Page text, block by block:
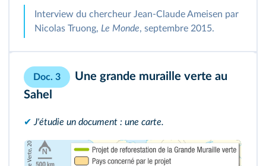
Interview du chercheur Jean‑Claude Ameisen par
Nicolas Truong, Le Monde, septembre 2015.
Doc. 3
Une grande muraille verte au
Sahel
✔ J'étudie un document : une carte.